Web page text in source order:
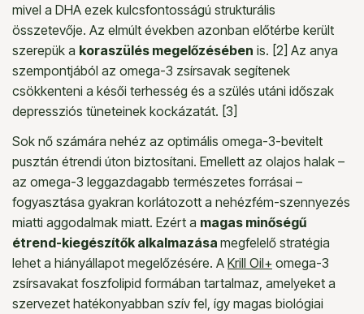
mivel a DHA ezek kulcsfontosságú strukturális
összetevője. Az elmúlt években azonban előtérbe került
szerepük a koraszülés megelőzésében is. [2] Az anya
szempontjából az omega-3 zsírsavak segítenek
csökkenteni a késői terhesség és a szülés utáni időszak
depressziós tüneteinek kockázatát. [3]
Sok nő számára nehéz az optimális omega-3-bevitelt
pusztán étrendi úton biztosítani. Emellett az olajos halak –
az omega-3 leggazdagabb természetes forrásai –
fogyasztása gyakran korlátozott a nehézfém-szennyezés
miatti aggodalmak miatt. Ezért a magas minőségű
étrend-kiegészítők alkalmazása megfelelő stratégia
lehet a hiányállapot megelőzésére. A Krill Oil+ omega-3
zsírsavakat foszfolipid formában tartalmaz, amelyeket a
szervezet hatékonyabban szív fel, így magas biológiai